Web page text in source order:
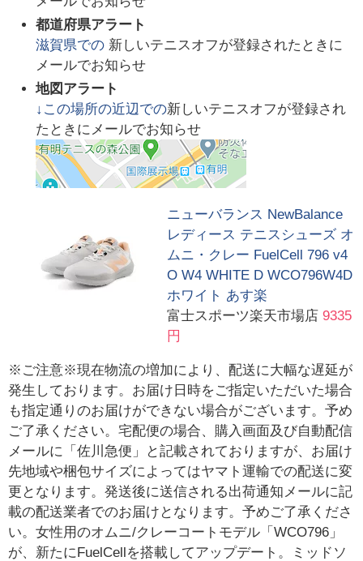
都道府県アラート
滋賀県での 新しいテニスオフが登録されたときに
メールでお知らせ
地図アラート
↓この場所の近辺での新しいテニスオフが登録され
たときにメールでお知らせ
ニューバランス NewBalance
レディース テニスシューズ オ
ムニ・クレー FuelCell 796 v4
O W4 WHITE D WCO796W4D
ホワイト あす楽
富士スポーツ楽天市場店 9335
円
※ご注意※現在物流の増加により、配送に大幅な遅延が
発生しております。お届け日時をご指定いただいた場合
も指定通りのお届けができない場合がございます。予め
ご了承ください。宅配便の場合、購入画面及び自動配信
メールに「佐川急便」と記載されておりますが、お届け
先地域や梱包サイズによってはヤマト運輸での配送に変
更となります。発送後に送信される出荷通知メールに記
載の配送業者でのお届けとなります。予めご了承くださ
い。女性用のオムニ/クレーコートモデル「WCO796」
が、新たにFuelCellを搭載してアップデート。ミッドソ